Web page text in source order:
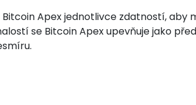
Apex jednotlivce zdatností, aby
se Bitcoin Apex upevňuje jako